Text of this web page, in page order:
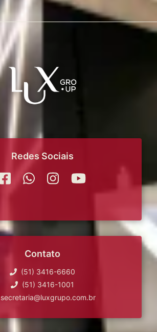
Redes Sociais
Contato
(51) 3416-6660
(51) 3416-1001
secretaria@luxgrupo.com.br